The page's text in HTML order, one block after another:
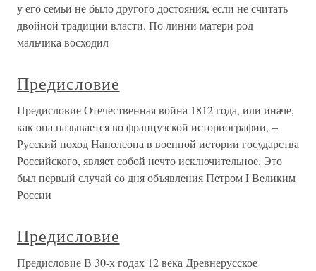
у его семьи не было другого достояния, если не считать
двойной традиции власти. По линии матери род
мальчика восходил
Предисловие
Предисловие Отечественная война 1812 года, или иначе,
как она называется во французской историографии, –
Русский поход Наполеона в военной истории государства
Российского, являет собой нечто исключительное. Это
был первый случай со дня объявления Петром I Великим
России
Предисловие
Предисловие В 30-х годах 12 века Древнерусское